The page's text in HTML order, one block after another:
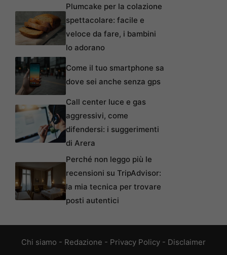
Plumcake per la colazione
spettacolare: facile e
veloce da fare, i bambini
lo adorano
Come il tuo smartphone sa
dove sei anche senza gps
Call center luce e gas
aggressivi, come
difendersi: i suggerimenti
di Arera
Perché non leggo più le
recensioni su TripAdvisor:
la mia tecnica per trovare
posti autentici
Chi siamo - Redazione - Privacy Policy - Disclaimer